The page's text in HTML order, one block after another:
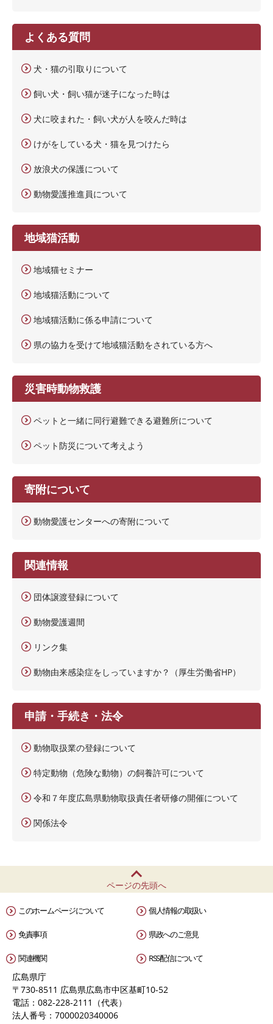
よくある質問
犬・猫の引取りについて
飼い犬・飼い猫が迷子になった時は
犬に咬まれた・飼い犬が人を咬んだ時は
けがをしている犬・猫を見つけたら
放浪犬の保護について
動物愛護推進員について
地域猫活動
地域猫セミナー
地域猫活動について
地域猫活動に係る申請について
県の協力を受けて地域猫活動をされている方へ
災害時動物救護
ペットと一緒に同行避難できる避難所について
ペット防災について考えよう
寄附について
動物愛護センターへの寄附について
関連情報
団体譲渡登録について
動物愛護週間
リンク集
動物由来感染症をしっていますか？（厚生労働省HP）
申請・手続き・法令
動物取扱業の登録について
特定動物（危険な動物）の飼養許可について
令和７年度広島県動物取扱責任者研修の開催について
関係法令
ページの先頭へ
このホームページについて 個人情報の取扱い
免責事項 県政へのご意見
関連機関 RSS配信について
広島県庁
〒730-8511 広島県広島市中区基町10-52
電話：082-228-2111（代表）
法人番号：7000020340006